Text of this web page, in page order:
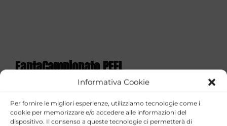
Informativa Cookie
Per fornire le migliori esperienze, utilizziamo tecnologie come i
cookie per memorizzare e/o accedere alle informazioni del
dispositivo. Il consenso a queste tecnologie ci permetterà di
FantaCampionato PEFL
2025/26
IL
TALISMANO
0 0 1